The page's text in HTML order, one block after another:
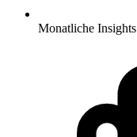
Monatliche Insights